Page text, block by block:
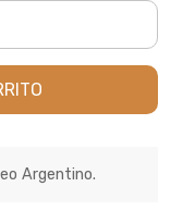
Argentino.